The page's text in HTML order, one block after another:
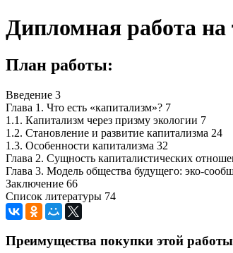
Дипломная работа на
План работы:
Введение 3
Глава 1. Что есть «капитализм»? 7
1.1. Капитализм через призму экологии 7
1.2. Становление и развитие капитализма 24
1.3. Особенности капитализма 32
Глава 2. Сущность капиталистических
Глава 3. Модель общества будущего: эко-
Заключение 66
Список литературы 74
Преимущества покупки этой